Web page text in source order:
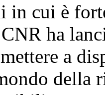
in cui è
ha
a
della